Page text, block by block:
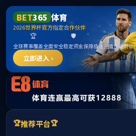
******
yl7703永利(中国)有